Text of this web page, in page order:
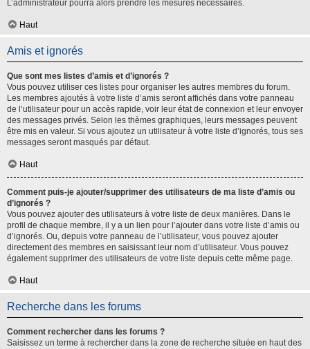
L’administrateur pourra alors prendre les mesures nécessaires.
Haut
Amis et ignorés
Que sont mes listes d’amis et d’ignorés ?
Vous pouvez utiliser ces listes pour organiser les autres membres du forum.
Les membres ajoutés à votre liste d’amis seront affichés dans votre panneau
de l’utilisateur pour un accès rapide, voir leur état de connexion et leur envoyer
des messages privés. Selon les thèmes graphiques, leurs messages peuvent
être mis en valeur. Si vous ajoutez un utilisateur à votre liste d’ignorés, tous ses
messages seront masqués par défaut.
Haut
Comment puis-je ajouter/supprimer des utilisateurs de ma liste d’amis ou
d’ignorés ?
Vous pouvez ajouter des utilisateurs à votre liste de deux manières. Dans le
profil de chaque membre, il y a un lien pour l’ajouter dans votre liste d’amis ou
d’ignorés. Ou, depuis votre panneau de l’utilisateur, vous pouvez ajouter
directement des membres en saisissant leur nom d’utilisateur. Vous pouvez
également supprimer des utilisateurs de votre liste depuis cette même page.
Haut
Recherche dans les forums
Comment rechercher dans les forums ?
Saisissez un terme à rechercher dans la zone de recherche située en haut des